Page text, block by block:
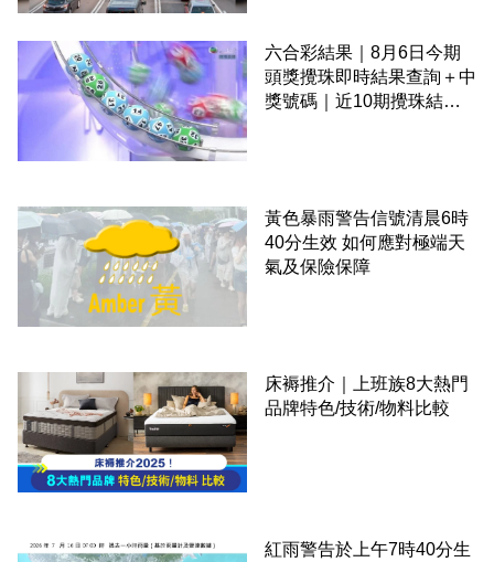
六合彩結果｜8月6日今期
頭獎攪珠即時結果查詢＋中
獎號碼｜近10期攪珠結果
黃色暴雨警告信號清晨6時
40分生效 如何應對極端天
氣及保險保障
床褥推介｜上班族8大熱門
品牌特色/技術/物料比較
紅雨警告於上午7時40分生